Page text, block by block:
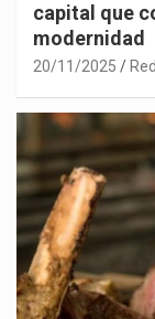
capital que
modernidad
20/11/2025